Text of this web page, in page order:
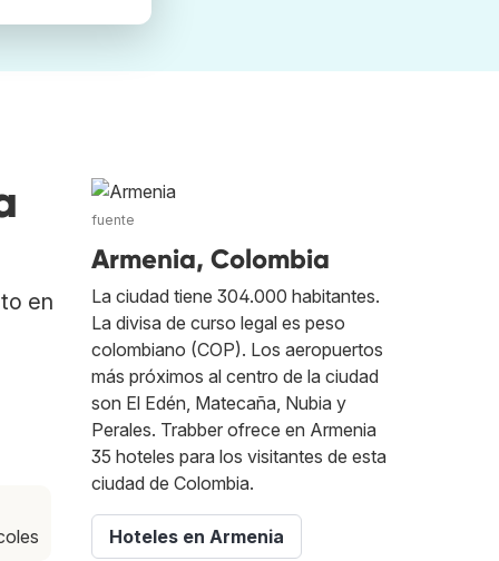
en
fuente
Armenia, Colombia
La ciudad tiene 304.000 habitantes.
La divisa de curso legal es peso
colombiano (COP). Los aeropuertos
más próximos al centro de la ciudad
son El Edén, Matecaña, Nubia y
Perales. Trabber ofrece en Armenia
35 hoteles para los visitantes de esta
ciudad de Colombia.
Hoteles en Armenia